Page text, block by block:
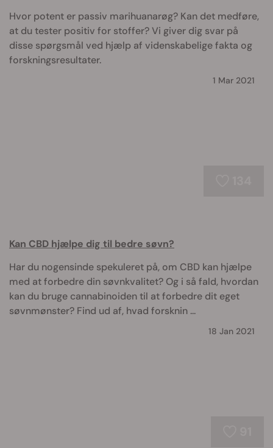
Hvor potent er passiv marihuanarøg? Kan det medføre,
at du tester positiv for stoffer? Vi giver dig svar på
disse spørgsmål ved hjælp af videnskabelige fakta og
forskningsresultater.
1 Mar 2021
Kan CBD hjælpe dig til bedre søvn?
Har du nogensinde spekuleret på, om CBD kan hjælpe
med at forbedre din søvnkvalitet? Og i så fald, hvordan
kan du bruge cannabinoiden til at forbedre dit eget
søvnmønster? Find ud af, hvad forsknin ...
18 Jan 2021